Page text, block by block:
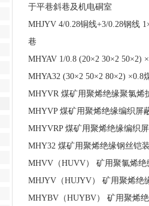
于平巷斜巷及机电硐室
MHJYV 4/0.28铜线+3/0.28钢线
巷
MHYAV 1/0.8 (20×2 30×2
MHYA32 (30×2 50×2 80×2)
MHYVR 煤矿用聚烯绝缘聚氯烯
MHYVP 煤矿用聚烯绝缘编织屏
MHYVRP 煤矿用聚烯绝缘编织
MHY32 煤矿用聚烯绝缘钢丝铠
MHVV（HUVV） 矿用聚氯烯
MHJYV（HUJYV） 矿用聚烯绝
MHYBV（HUYBV） 矿用聚烯